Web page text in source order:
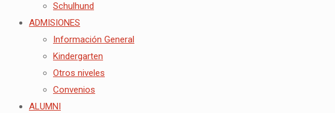
Schulhund
ADMISIONES
Información General
Kindergarten
Otros niveles
Convenios
ALUMNI